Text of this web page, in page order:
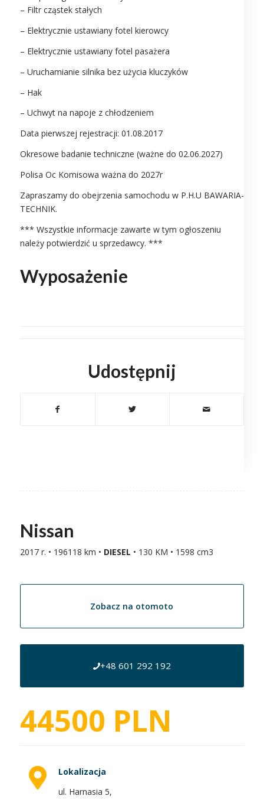
– Filtr cząstek stałych
– Elektrycznie ustawiany fotel kierowcy
– Elektrycznie ustawiany fotel pasażera
– Uruchamianie silnika bez użycia kluczyków
– Hak
– Uchwyt na napoje z chłodzeniem
Data pierwszej rejestracji: 01.08.2017
Okresowe badanie techniczne (ważne do 02.06.2027)
Polisa Oc Komisowa ważna do 2027r
Zapraszamy do obejrzenia samochodu w P.H.U BAWARIA-
TECHNIK.
*** Wszystkie informacje zawarte w tym ogłoszeniu
należy potwierdzić u sprzedawcy. ***
Wyposażenie
Udostępnij
Nissan
2017 r. • 196118 km • DIESEL • 130 KM • 1598 cm3
Zobacz na otomoto
+48 601 292 192
44500 PLN
Lokalizacja
ul. Harnasia 5,